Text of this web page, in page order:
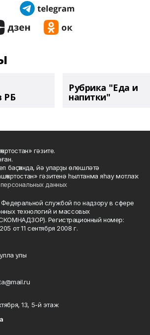
РБ
Рубрика "Еда и
напитки"
гәзите.
баҫҡанда, йә уларҙы өлөшләтә
гәзитенә һылтанма яһау мотлаҡ.
данных
Федеральной службой по надзору в сфере
технологий и массовых
Регистрационный номер:
от 11 сентября 2008 г.
улы
13, 5-й этаж